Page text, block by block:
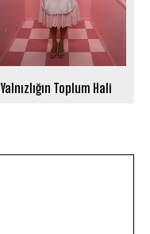
Yalnızlığın Toplum Hali